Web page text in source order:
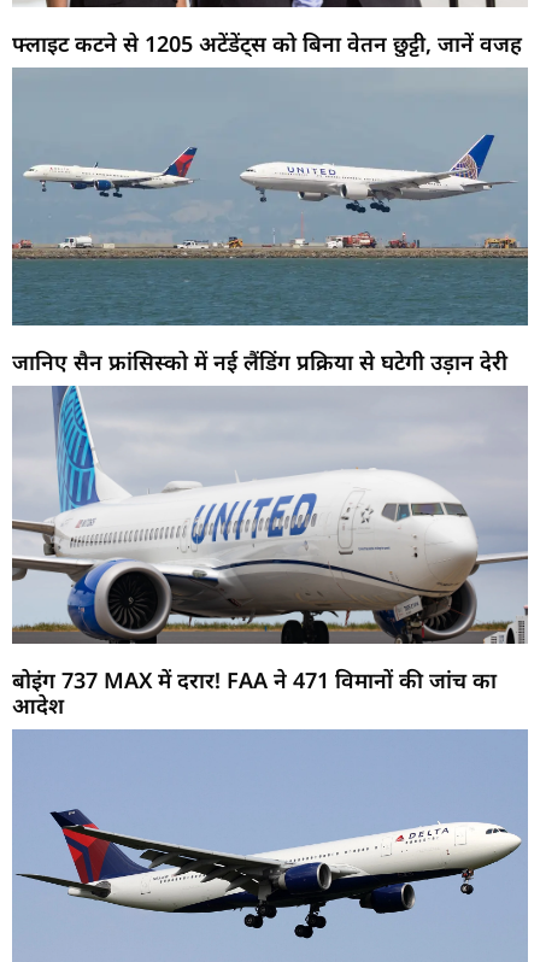
फ्लाइट कटने से 1205 अटेंडेंट्स को बिना वेतन छुट्टी, जानें वजह
जानिए सैन फ्रांसिस्को में नई लैंडिंग प्रक्रिया से घटेगी उड़ान देरी
बोइंग 737 MAX में दरार! FAA ने 471 विमानों की जांच का
आदेश